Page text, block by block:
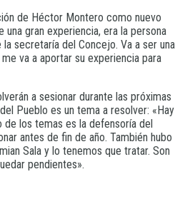
de Héctor Montero como nuevo
gran experiencia, era la persona
secretaría del Concejo. Va a ser una
va a aportar su experiencia para
a sesionar durante las próximas
Pueblo es un tema a resolver: «Hay
de los temas es la defensoría del
antes de fin de año. También hubo
Sala y lo tenemos que tratar. Son
pendientes».